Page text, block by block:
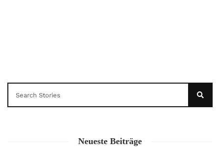
Neueste Beiträge